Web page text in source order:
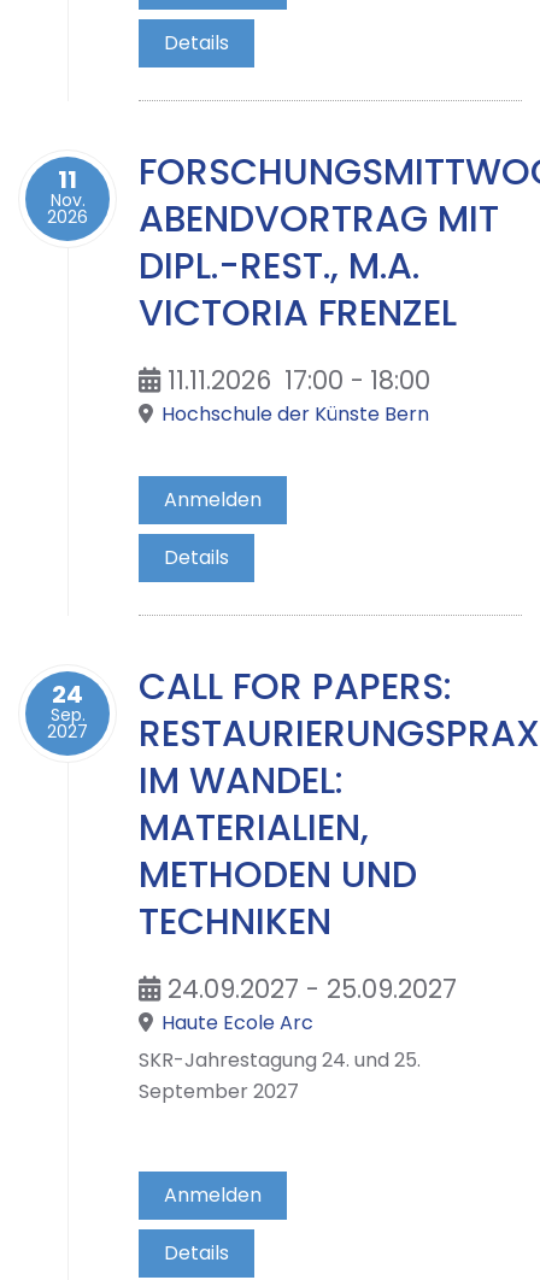
Details
11
Nov.
2026
ABENDVORTRAG MIT
DIPL.-REST., M.A.
VICTORIA FRENZEL
11.11.2026 17:00 - 18:00
Hochschule der Künste Bern
Anmelden
Details
24
Sep.
2027
CALL FOR PAPERS:
IM WANDEL:
MATERIALIEN,
METHODEN UND
TECHNIKEN
24.09.2027 - 25.09.2027
Haute Ecole Arc
SKR-Jahrestagung 24. und 25.
September 2027
Anmelden
Details